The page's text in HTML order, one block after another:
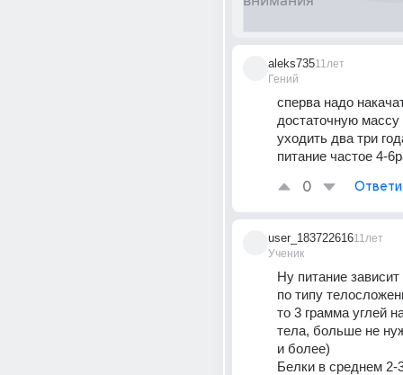
aleks735
Гений
11лет
сперва надо
достаточную массу
уходить два три
питание частое 4-
0
user_183722616
Ученик
11лет
Ну питание зависит
по типу
то 3 грамма углей
тела, больше не
и более)
Белки в среднем 2-